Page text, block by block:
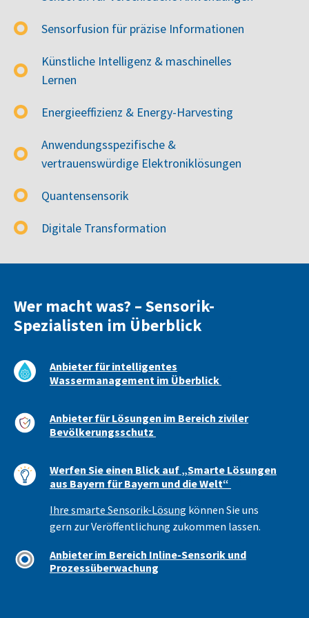
Sensorfusion für präzise Informationen
Künstliche Intelligenz & maschinelles
Lernen
Energieeffizienz & Energy-Harvesting
Anwendungsspezifische &
vertrauenswürdige Elektroniklösungen
Quantensensorik
Digitale Transformation
Wer macht was? – Sensorik-
Spezialisten im Überblick
Anbieter für intelligentes
Wassermanagement im Überblick
Anbieter für Lösungen im Bereich ziviler
Bevölkerungsschutz
Werfen Sie einen Blick auf „Smarte Lösungen
aus Bayern für Bayern und die Welt“
Ihre smarte Sensorik-Lösung können Sie uns
gern zur Veröffentlichung zukommen lassen.
Anbieter im Bereich Inline-Sensorik und
Prozessüberwachung